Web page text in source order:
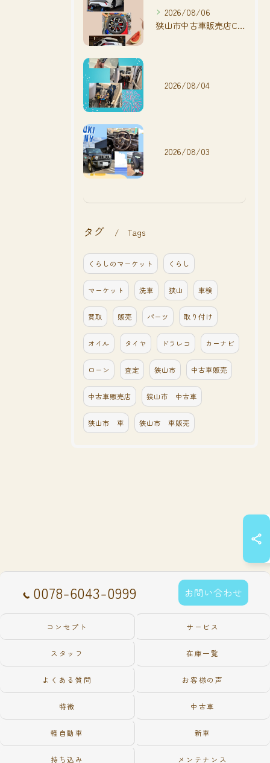
2026/08/06
狭山市中古車販売店CarShop FACT.🚗
2026/08/04
2026/08/03
タグ Tags
くらしのマーケット くらし
マーケット 洗車 狭山 車検
買取 販売 パーツ 取り付け
オイル タイヤ ドラレコ カーナビ
ローン 査定 狭山市 中古車販売
中古車販売店 狭山市 中古車
狭山市 車 狭山市 車販売
0078-6043-0999 お問い合わせ
コンセプト サービス
スタッフ 在庫一覧
よくある質問 お客様の声
特徴 中古車
軽自動車 新車
持ち込み メンテナンス